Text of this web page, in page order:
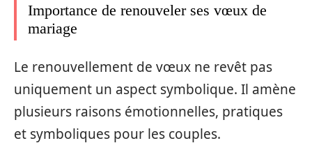
Importance de renouveler ses vœux de
mariage
Le renouvellement de vœux ne revêt pas
uniquement un aspect symbolique. Il amène
plusieurs raisons émotionnelles, pratiques
et symboliques pour les couples.